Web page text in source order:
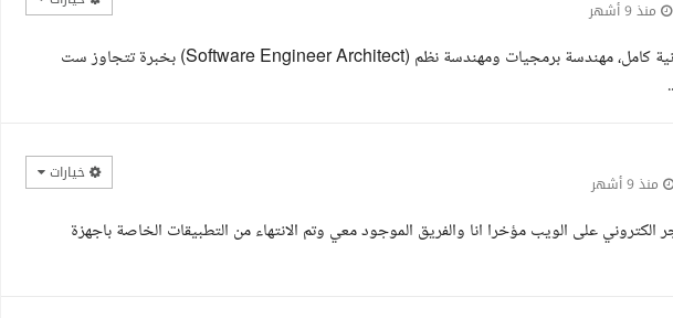
منذ 9 أشهر
السلام عليكم ورحمة الله وبركاته، معكم رانية كامل، مهندسة برمجيات ومهندسة نظم (Software Engineer Architect) بخبرة تتجاوز ست
منذ 9 أشهر خيارات
الكتروني على الويب مؤخرا انا والفريق الموجود معي وتم الانتهاء من التطبيقات الخاصة باجهزة